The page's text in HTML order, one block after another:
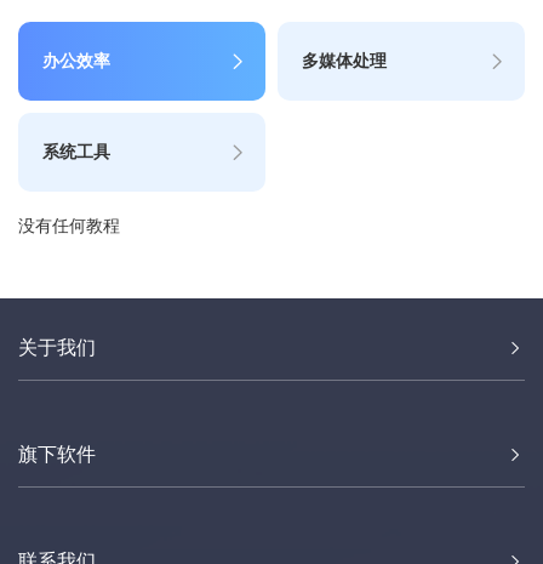
办公效率 多媒体处理
系统工具
没有任何教程
关于我们
旗下软件